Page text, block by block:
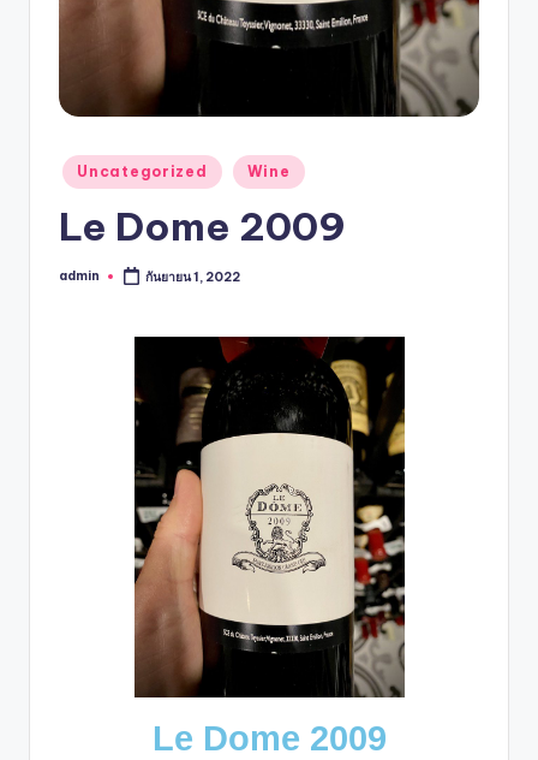
Uncategorized Wine
Le Dome 2009
admin กันยายน 1, 2022
Le Dome 2009